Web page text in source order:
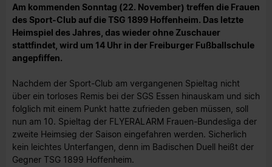
Am kommenden Sonntag (22. November) treffen die Frauen
des Sport-Club auf die TSG 1899 Hoffenheim. Das letzte
Heimspiel des Jahres, das wieder ohne Zuschauer
stattfindet, wird um 14 Uhr in der Freiburger Fußballschule
angepfiffen.
Nachdem der Sport-Club am vergangenen Spieltag nicht
über ein torloses Remis bei der SGS Essen hinauskam und sich
folglich mit einem Punkt hatte zufrieden geben müssen, soll
nun am 10. Spieltag der FLYERALARM Frauen-Bundesliga der
zweite Heimsieg der Saison eingefahren werden. Sicherlich
kein leichtes Unterfangen, denn im Badischen Duell heißt der
Gegner TSG 1899 Hoffenheim.